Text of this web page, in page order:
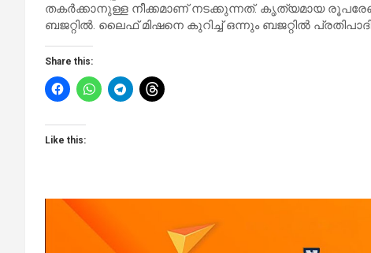
തകർക്കാനുള്ള നീക്കമാണ് നടക്കുന്നത്. കൃത്യമായ
ബജറ്റിൽ. ലൈഫ് മിഷനെ കുറിച്ച് ഒന്നും ബജറ്റിൽ
Share this:
Like this: